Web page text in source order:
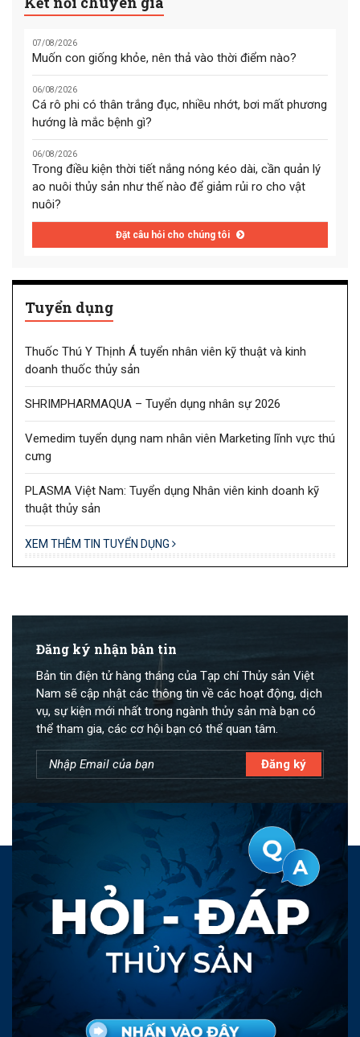
07/08/2026
Muốn con giống khỏe, nên thả vào thời điểm nào?
06/08/2026
Cá rô phi có thân trắng đục, nhiều nhớt, bơi mất phương
hướng là mắc bệnh gì?
06/08/2026
Trong điều kiện thời tiết nắng nóng kéo dài, cần quản lý
ao nuôi thủy sản như thế nào để giảm rủi ro cho vật
nuôi?
Đặt câu hỏi cho chúng tôi
Tuyển dụng
Thuốc Thú Y Thịnh Á tuyển nhân viên kỹ thuật và kinh
doanh thuốc thủy sản
SHRIMPHARMAQUA – Tuyển dụng nhân sự 2026
Vemedim tuyển dụng nam nhân viên Marketing lĩnh vực thú
cưng
PLASMA Việt Nam: Tuyển dụng Nhân viên kinh doanh kỹ
thuật thủy sản
XEM THÊM TIN TUYỂN DỤNG
Đăng ký nhận bản tin
Bản tin điện tử hàng tháng của Tạp chí Thủy sản Việt
Nam sẽ cập nhật các thông tin về các hoạt động, dịch
vụ, sự kiện mới nhất trong ngành thủy sản mà bạn có
thể tham gia, các cơ hội bạn có thể quan tâm.